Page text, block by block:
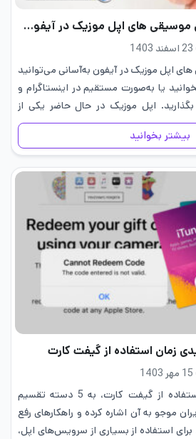
آموزش پیدا کردن متن موسیقی های اپل موزیک در آیفون و آی‌ پد
23 اسفند 1403
اپل موزیک در آیفون به‌آسانی می‌توانید
یا به‌صورت مستقیم در اینستاگرام و
اپل موزیک در حال حاضر یکی از
و بهترین…
بیشتر بخوانید
زمان استفاده از گیفت کارت
15 مهر 1403
ارور‌های اپل آیدی زمان استفاده از گیفت کارت، به 5 دسته تقسیم
موجو به آن اشاره کرده و راهکارهای رفع
استفاده از بسیاری از سرویس‌های اپل،